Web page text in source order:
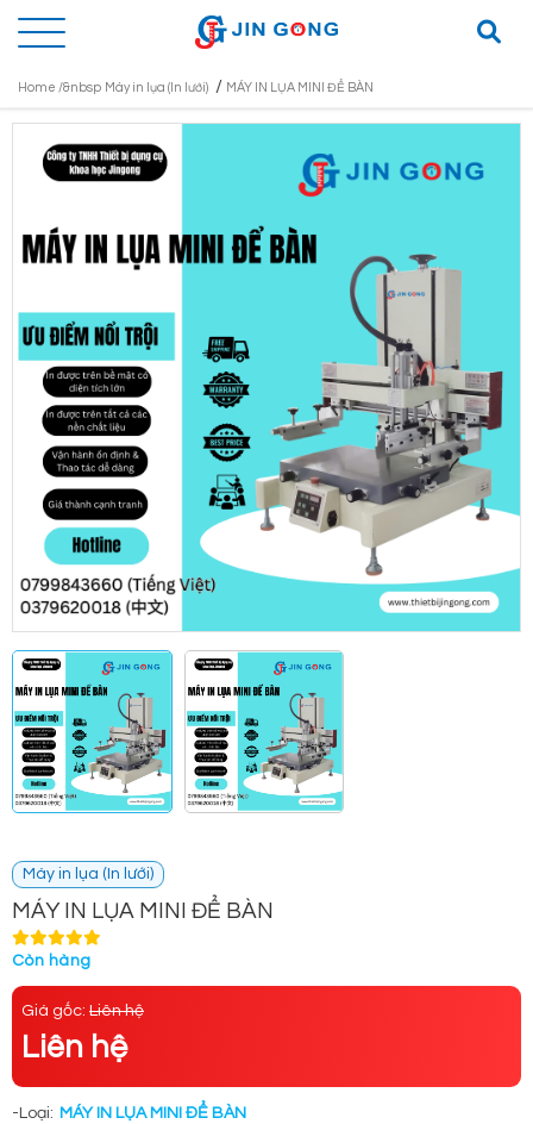
Home /&nbsp Máy in lụa (In lưới) / MÁY IN LỤA MINI ĐỂ BÀN
Máy in lụa (In lưới)
MÁY IN LỤA MINI ĐỂ BÀN
Còn hàng
Giá gốc: Liên hệ
Liên hệ
-Loại: MÁY IN LỤA MINI ĐỂ BÀN